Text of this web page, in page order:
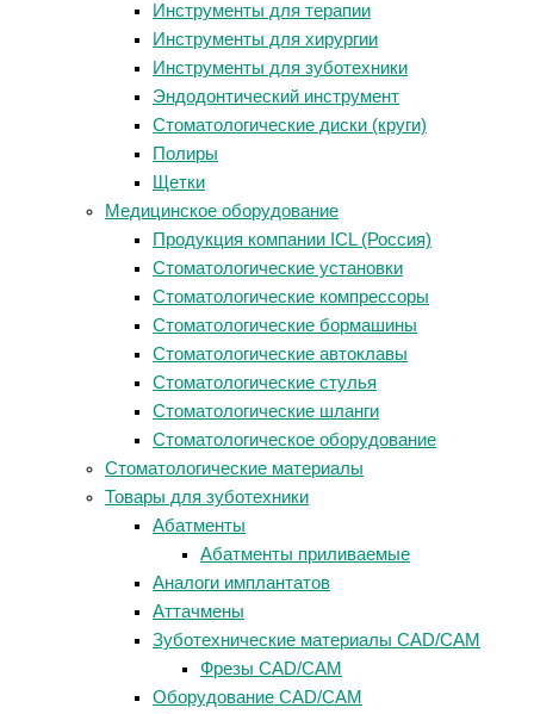
Инструменты для терапии
Инструменты для хирургии
Инструменты для зуботехники
Эндодонтический инструмент
Стоматологические диски (круги)
Полиры
Щетки
Медицинское оборудование
Продукция компании ICL (Россия)
Стоматологические установки
Стоматологические компрессоры
Стоматологические бормашины
Стоматологические автоклавы
Стоматологические стулья
Стоматологические шланги
Стоматологическое оборудование
Стоматологические материалы
Товары для зуботехники
Абатменты
Абатменты приливаемые
Аналоги имплантатов
Аттачмены
Зуботехнические материалы CAD/CAM
Фрезы CAD/CAM
Оборудование CAD/CAM